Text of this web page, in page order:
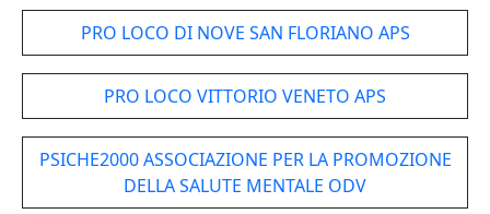
PRO LOCO DI NOVE SAN FLORIANO APS
PRO LOCO VITTORIO VENETO APS
PSICHE2000 ASSOCIAZIONE PER LA PROMOZIONE
DELLA SALUTE MENTALE ODV